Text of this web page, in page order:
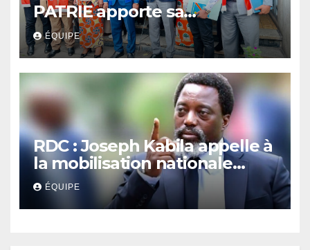
PATRIE apporte sa
contribution au débat
national sur la réforme
constitutionnelle
ÉQUIPE
RDC : Joseph Kabila appelle à
la mobilisation nationale
contre le projet de révision
constitutionnelle
ÉQUIPE